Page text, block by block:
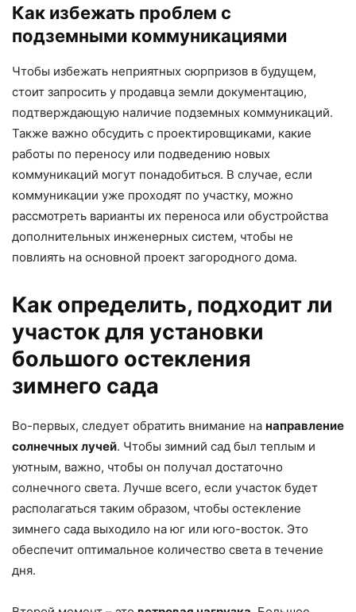
Как избежать проблем с
подземными коммуникациями
Чтобы избежать неприятных сюрпризов в будущем,
стоит запросить у продавца земли документацию,
подтверждающую наличие подземных коммуникаций.
Также важно обсудить с проектировщиками, какие
работы по переносу или подведению новых
коммуникаций могут понадобиться. В случае, если
коммуникации уже проходят по участку, можно
рассмотреть варианты их переноса или обустройства
дополнительных инженерных систем, чтобы не
повлиять на основной проект загородного дома.
Как определить, подходит ли
участок для установки
большого остекления
зимнего сада
Во-первых, следует обратить внимание на направление
солнечных лучей. Чтобы зимний сад был теплым и
уютным, важно, чтобы он получал достаточно
солнечного света. Лучше всего, если участок будет
располагаться таким образом, чтобы остекление
зимнего сада выходило на юг или юго-восток. Это
обеспечит оптимальное количество света в течение
дня.